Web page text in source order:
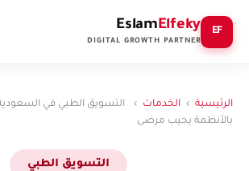
EF
EslamElfeky
DIGITAL GROWTH PARTNER
الرئيسية › الخدمات ›
التسويق الطبي في
بالأنظمة يجيب مرضى
التسويق الطبي